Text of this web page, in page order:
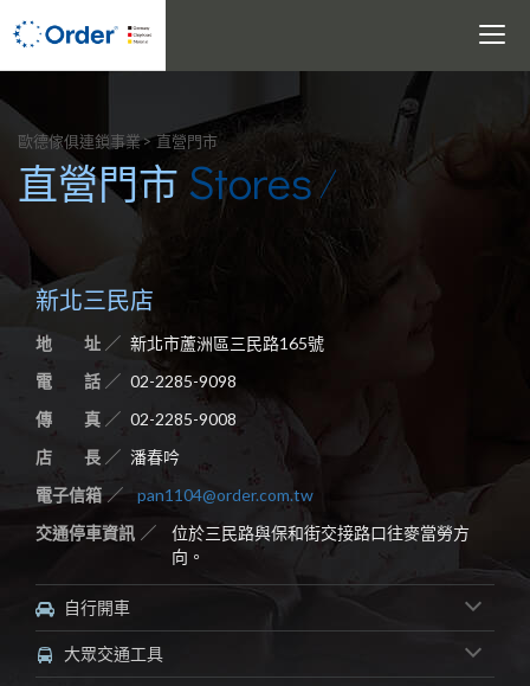
Toggle
搜尋
歐德傢俱連鎖事業 直營門市
直營門市 Stores
新北三民店
地 址
新北市蘆洲區三民路165號
電 話
02-2285-9098
傳 真
02-2285-9008
店 長
潘春吟
電子信箱
pan1104@order.com.tw
交通停車資訊
位於三民路與保和街交接路口往麥當勞方
向。
自行開車
大眾交通工具